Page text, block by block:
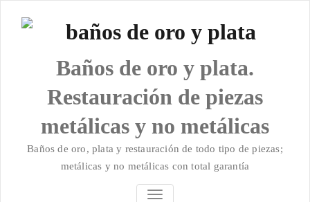
Baños de oro y plata.
Restauración de piezas
metálicas y no metálicas
Baños de oro, plata y restauración de todo tipo de piezas;
metálicas y no metálicas con total garantía
ALTERNAR